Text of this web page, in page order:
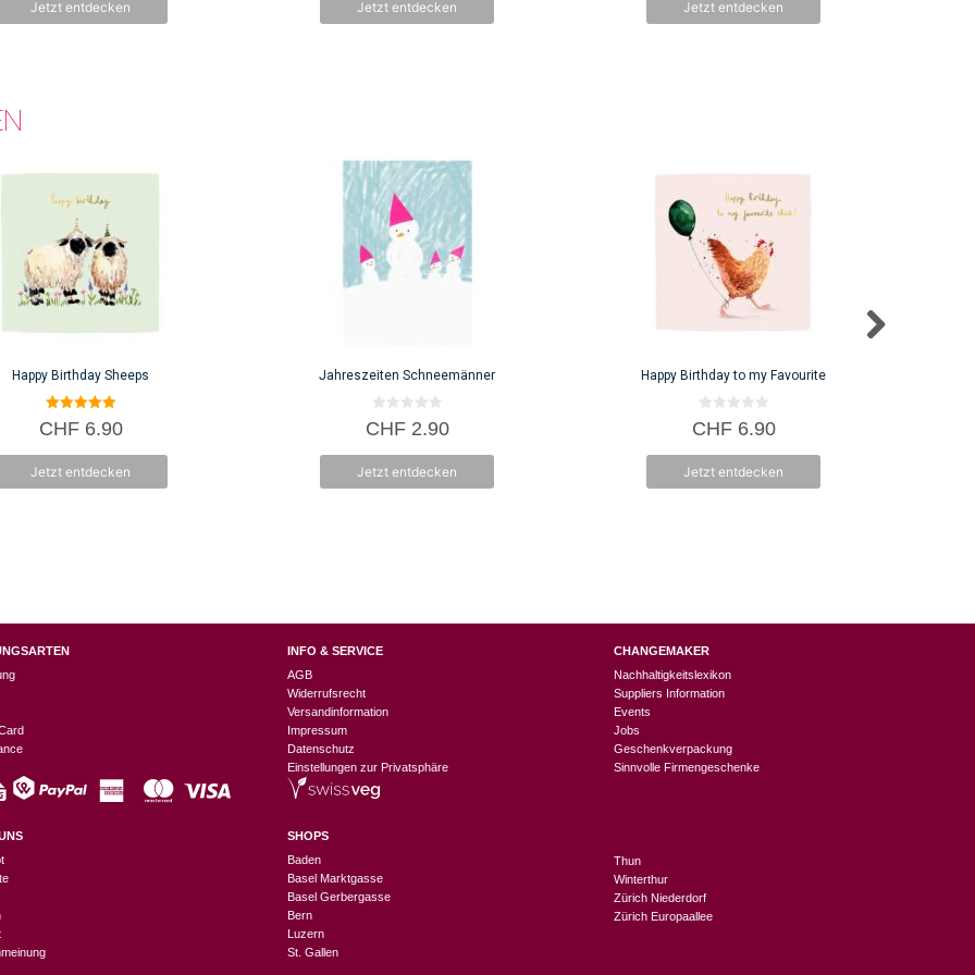
Jetzt entdecken
5
Jetzt entdecken Jetzt entdecken
Happy Birthday Sheeps
5.00
von 5
CHF6.90
Jetzt entdecken
Jahreszeiten Schneemänner
0
v
5
CHF2.90
Jetzt entdecken
Happy Birthday to my Favourite
0
v
5
CHF6.90
Jetzt entdecken
INFO & SERVICE
AGB
Widerrufsrecht
Versandinformation
Impressum
Datenschutz
Einstellungen zur Privatsphäre
SHOPS
Baden
Basel Marktgasse
Basel Gerbergasse
Bern
Luzern
St. Gallen
CHANGEMAKER
Nachhaltigkeitslexikon
Suppliers Information
Events
Jobs
Geschenkverpackung
Sinnvolle Firmengeschenke
Thun
Winterthur
Zürich Niederdorf
Zürich Europaallee